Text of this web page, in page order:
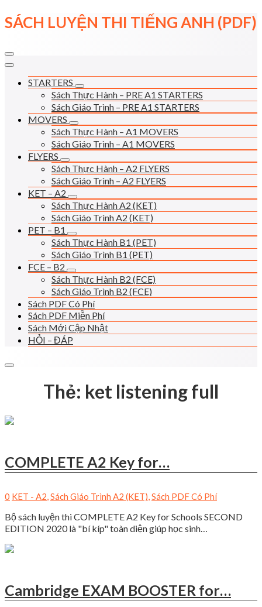
Skip
to
SÁCH LUYỆN THI TIẾNG ANH (PDF)
STARTERS
Sách Thực Hành – PRE A1 STARTERS
Sách Giáo Trình – PRE A1 STARTERS
MOVERS
Sách Thực Hành – A1 MOVERS
Sách Giáo Trình – A1 MOVERS
FLYERS
Sách Thực Hành – A2 FLYERS
Sách Giáo Trình – A2 FLYERS
KET – A2
Sách Thực Hành A2 (KET)
Sách Giáo Trình A2 (KET)
PET – B1
Sách Thực Hành B1 (PET)
Sách Giáo Trình B1 (PET)
FCE – B2
Sách Thực Hành B2 (FCE)
Sách Giáo Trình B2 (FCE)
Sách PDF Có Phí
Sách PDF Miễn Phí
Sách Mới Cập Nhật
HỎI – ĐÁP
Thẻ: ket listening full
COMPLETE A2 Key for…
0 KET - A2,Sách Giáo Trình A2 (KET),Sách PDF Có Phí
Bộ sách luyện thi COMPLETE A2 Key for Schools SECOND
EDITION 2020 là "bí kíp" toàn diện giúp học sinh…
Cambridge EXAM BOOSTER for…